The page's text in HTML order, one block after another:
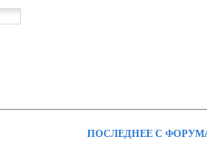
ПОСЛЕДНЕЕ С